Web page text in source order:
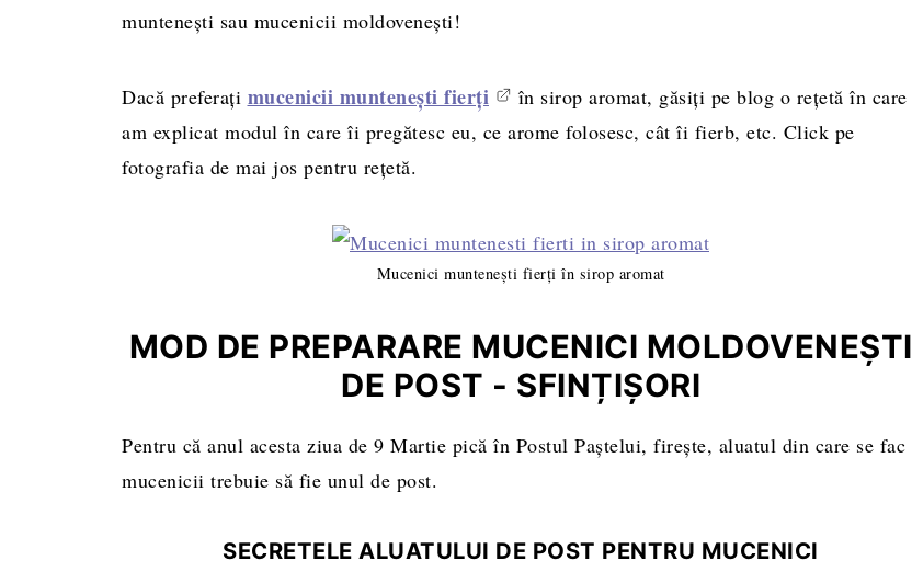
muntenești sau mucenicii moldovenești!
Dacă preferați mucenicii muntenești fierți
în sirop aromat, găsiți pe blog o rețetă în care
am explicat modul în care îi pregătesc eu, ce arome folosesc, cât îi fierb, etc. Click pe
fotografia de mai jos pentru rețetă.
Mucenici muntenești fierți în sirop aromat
MOD DE PREPARARE MUCENICI MOLDOVENEȘTI
DE POST - SFINȚIȘORI
Pentru că anul acesta ziua de 9 Martie pică în Postul Paștelui, firește, aluatul din care se fac
mucenicii trebuie să fie unul de post.
SECRETELE ALUATULUI DE POST PENTRU MUCENICI